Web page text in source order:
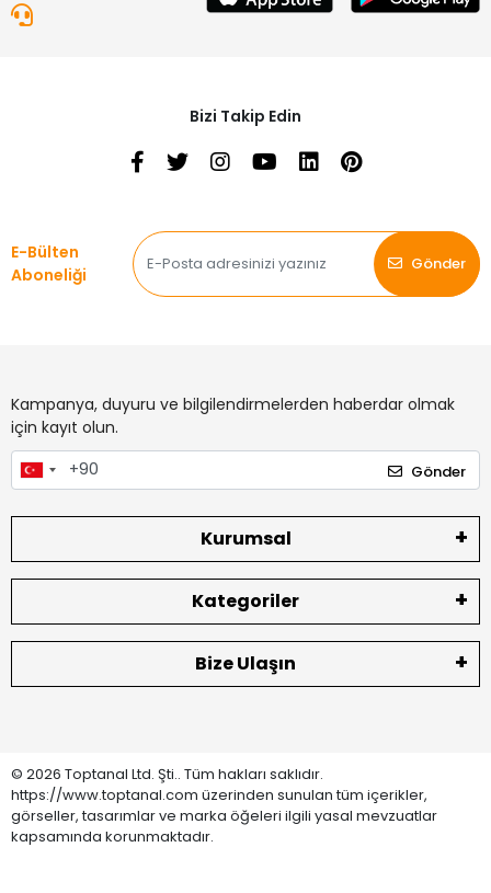
Bizi Takip Edin
E-Bülten
Aboneliği
Gönder
Kampanya, duyuru ve bilgilendirmelerden haberdar olmak
için kayıt olun.
Gönder
Kurumsal
Kategoriler
Bize Ulaşın
© 2026 Toptanal Ltd. Şti.. Tüm hakları saklıdır.
https://www.toptanal.com üzerinden sunulan tüm içerikler,
görseller, tasarımlar ve marka öğeleri ilgili yasal mevzuatlar
kapsamında korunmaktadır.